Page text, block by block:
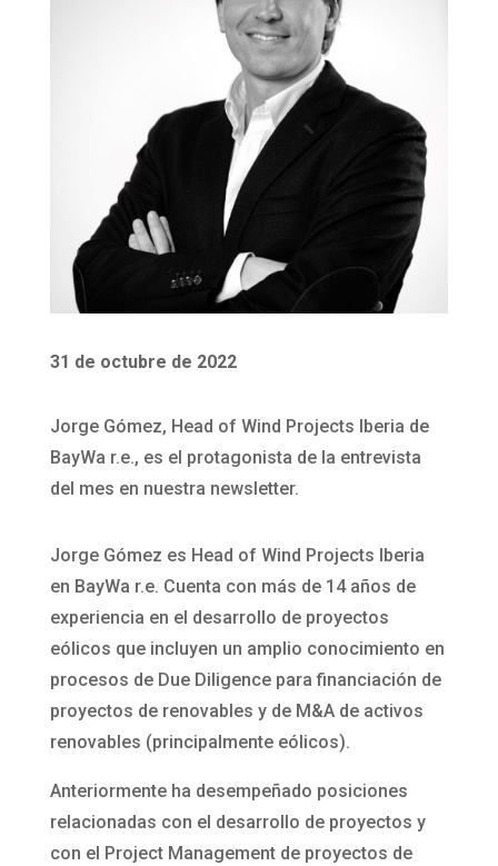
31 de octubre de 2022
Jorge Gómez, Head of Wind Projects Iberia de
BayWa r.e., es el protagonista de la entrevista
del mes en nuestra newsletter.
Jorge Gómez es Head of Wind Projects Iberia
en BayWa r.e. Cuenta con más de 14 años de
experiencia en el desarrollo de proyectos
eólicos que incluyen un amplio conocimiento en
procesos de Due Diligence para financiación de
proyectos de renovables y de M&A de activos
renovables (principalmente eólicos).
Anteriormente ha desempeñado posiciones
relacionadas con el desarrollo de proyectos y
con el Project Management de proyectos de